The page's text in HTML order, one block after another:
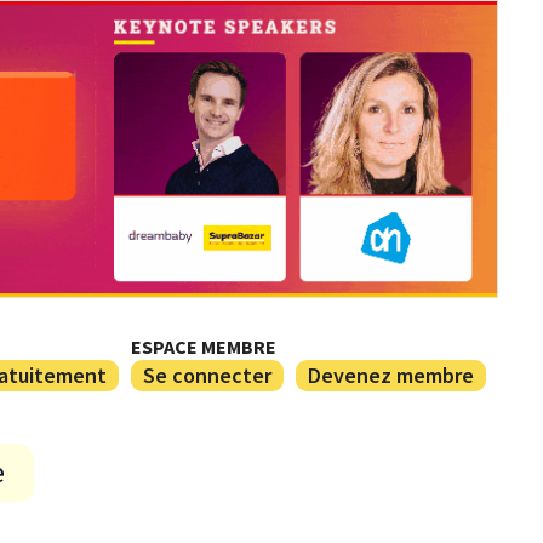
ESPACE MEMBRE
Se connecter Devenez membre